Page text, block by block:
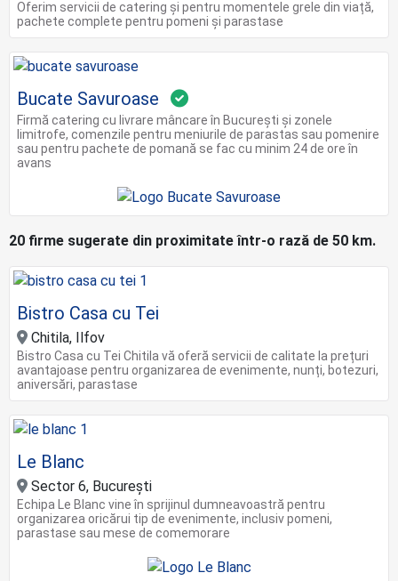
Oferim servicii de catering și pentru momentele grele din viață,
pachete complete pentru pomeni și parastase
Bucate Savuroase
Firmă catering cu livrare mâncare în București și zonele
limitrofe, comenzile pentru meniurile de parastas sau pomenire
sau pentru pachete de pomană se fac cu minim 24 de ore în
avans
20 firme sugerate din proximitate într-o rază de 50 km.
Bistro Casa cu Tei
Chitila, Ilfov
Bistro Casa cu Tei Chitila vă oferă servicii de calitate la prețuri
avantajoase pentru organizarea de evenimente, nunți, botezuri,
aniversări, parastase
Le Blanc
Sector 6, București
Echipa Le Blanc vine în sprijinul dumneavoastră pentru
organizarea oricărui tip de evenimente, inclusiv pomeni,
parastase sau mese de comemorare